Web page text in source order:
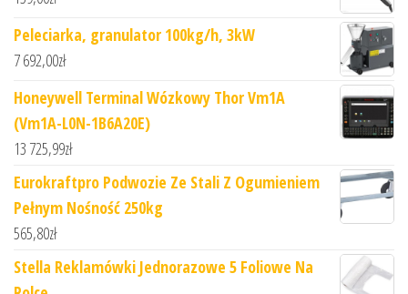
Peleciarka, granulator 100kg/h, 3kW
7 692,00zł
Honeywell Terminal Wózkowy Thor Vm1A
(Vm1A-L0N-1B6A20E)
13 725,99zł
Eurokraftpro Podwozie Ze Stali Z Ogumieniem
Pełnym Nośność 250kg
565,80zł
Stella Reklamówki Jednorazowe 5 Foliowe Na